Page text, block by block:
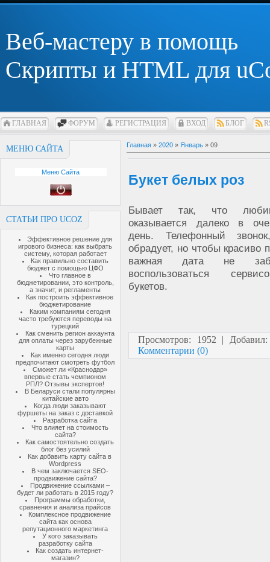
Веб-мастеру в помощь
Скрипты и HTML для
ГЛАВНАЯ ФОРУМ РЕГИСТРАЦИЯ ВХОД БЛОГ
МЕНЮ САЙТА
Меню Сайта
СТАТЬИ ПРО UCOZ
Эффективное решение для
игрового бизнеса: как выбрать
систему, которая работает
Как правильно составить
бюджет с помощью ЦФО
Что главное в
бюджетировании, это контроль,
а значит, и регламенты
Как построить эффективное
бюджетирование
Каким компаниям сегодня
часто требуются переводы на
турецкий
Как сменить регион аккаунта
для оплаты через зарубежные
карты
Как именно сегодня люди
предпочитают смотреть футбол
Сможет ли «Краснодар»
впервые стать чемпионом
РПЛ? Отзывы экспертов!
В Беларуси стали популярны
китайские авто
Когда люди заказывают
фуршеты на заказ с доставкой
Разработка сайта
Что влияет на стоимость
сайта?
Как самостоятельно создать
блог без усилий
Как добавить карту сайта в
Wordpress
В чем заключается SEO-
продвижение сайта?
Продвижение ссылками –
будет ли работать в 2015 году?
Программы обработки,
сравнения и анализа прайсов
Комплексное продвижение
сайта как основа
репутационного маркетинга
У кого заказывать
разработку сайта
Как создать интернет-
магазин?
Главная » 2020 » Январь » 09
Букет белых роз
Бывает так, что
оказывается далеко в
день. Телефонный
обрадует, но чтобы красиво
важная дата не
воспользоваться
букетов.
Просмотров: 1952 |
Комментарии (0)